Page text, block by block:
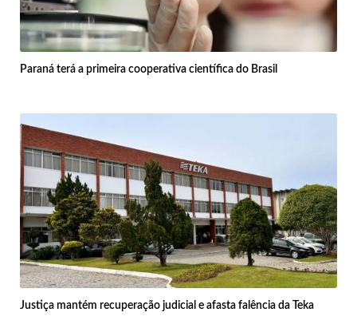
Paraná terá a primeira cooperativa científica do Brasil
Justiça mantém recuperação judicial e afasta falência da Teka